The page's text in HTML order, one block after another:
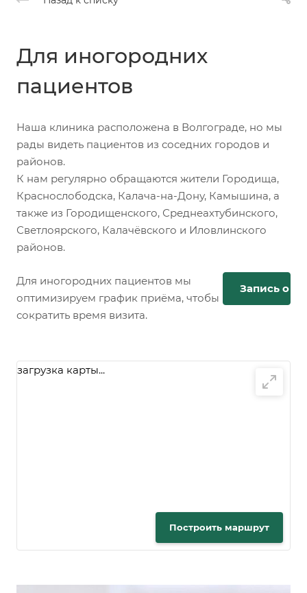
Для иногородних
пациентов
Наша клиника расположена в Волгограде, но мы
рады видеть пациентов из соседних городов и
районов.
К нам регулярно обращаются жители Городища,
Краснослободска, Калача-на-Дону, Камышина, а
также из Городищенского, Среднеахтубинского,
Светлоярского, Калачёвского и Иловлинского
районов.
Для иногородних пациентов мы
оптимизируем график приёма, чтобы
сократить время визита.
Запись
загрузка карты...
Построить маршрут